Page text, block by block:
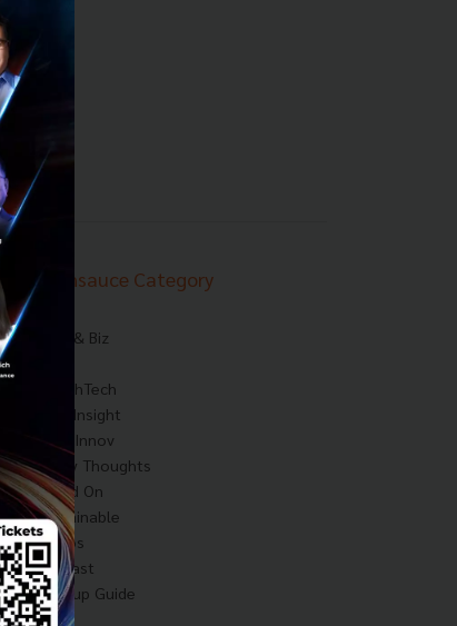
Techsauce Category
Tech & Biz
HealthTech
Exec Insight
Corp Innov
Saucy Thoughts
Based On
Sustainable
Videos
Podcast
Startup Guide